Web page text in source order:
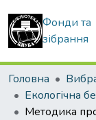
Фонди та
зібрання
Головна